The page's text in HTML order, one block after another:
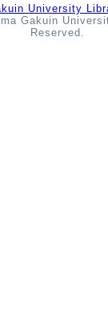
University
Gakuin
Reserved.